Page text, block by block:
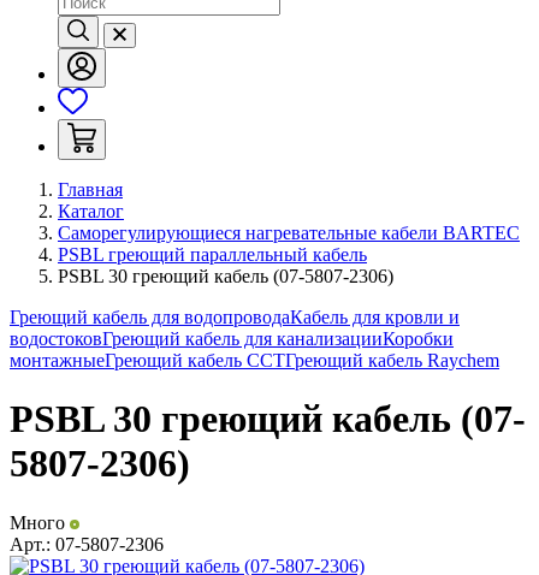
Главная
Каталог
Саморегулирующиеся нагревательные кабели BARTEC
PSBL греющий параллельный кабель
PSBL 30 греющий кабель (07-5807-2306)
Греющий кабель для водопроводаКабель для кровли и
водостоковГреющий кабель для канализацииКоробки
монтажныеГреющий кабель ССТГреющий кабель Raychem
PSBL 30 греющий кабель (07-
5807-2306)
Много
Арт.: 07-5807-2306